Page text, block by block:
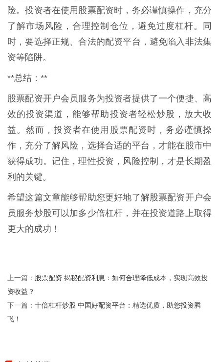
险。投资者在使用股票配资时，务必谨慎操作，充分
了解市场风险，合理控制仓位，避免过度杠杆。同
时，要选择正规、合法的配资平台，避免陷入非法集
资等陷阱。
**总结：**
股票配资开户会员服务为投资者提供了一个便捷、高
效的投资渠道，能够帮助投资者轻松炒股，放大收
益。然而，投资者在使用股票配资时，务必谨慎操
作，充分了解风险，选择合适的平台，才能在股市中
获得成功。记住，理性投资，风险控制，才是长期盈
利的关键。
希望这篇文章能够帮助您更好地了解股票配资开户会
员服务炒股可以加多少倍杠杆，并在投资道路上取得
更大的成功！
上一篇： 股票配资 揭秘配资利息：如何合理降低成本，实现高效投
资收益？
下一篇： 十倍杠杆炒股 中国好配资平台：精选优质，助您投资腾
飞！